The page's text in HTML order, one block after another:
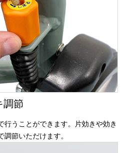
調節
行うことができます。片効きや効き
節いただけます。